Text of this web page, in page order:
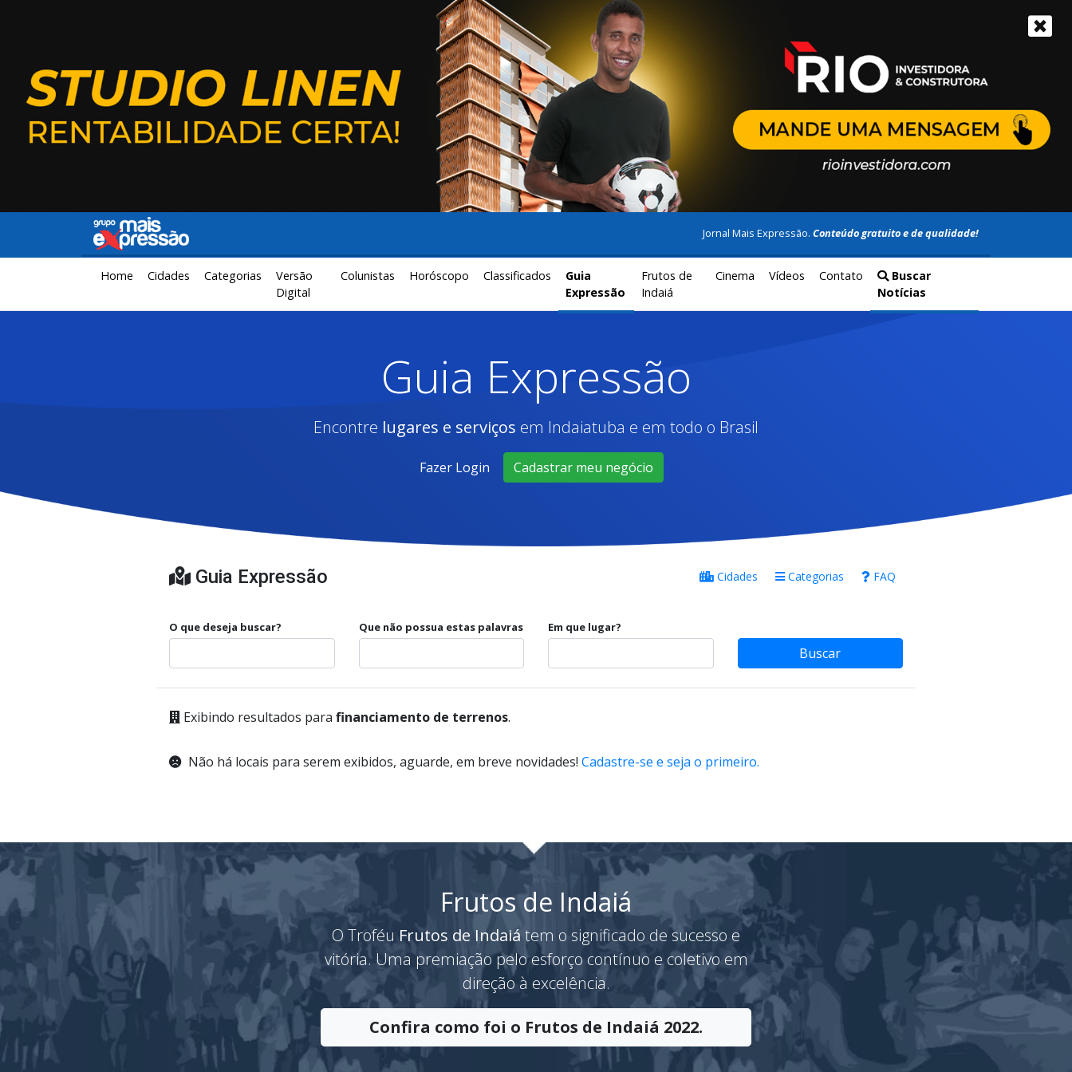
Jornal Mais Expressão. Conteúdo gratuito e de qualidade!
Home Cidades Categorias
Versão
Digital
Colunistas Horóscopo Classificados
Guia
Expressão
Frutos de
Indaiá
Cinema Vídeos Contato
Buscar
Notícias
Guia Expressão
Encontre lugares e serviços em Indaiatuba e em todo o Brasil
Fazer Login Cadastrar meu negócio
Guia Expressão Cidades Categorias FAQ
O que deseja buscar? Que não possua estas palavras Em que lugar?
Buscar
Exibindo resultados para financiamento de terrenos.
Não há locais para serem exibidos, aguarde, em breve novidades! Cadastre-se e seja o primeiro.
Frutos de Indaiá
O Troféu Frutos de Indaiá tem o significado de sucesso e
vitória. Uma premiação pelo esforço contínuo e coletivo em
direção à excelência.
Confira como foi o Frutos de Indaiá 2022.